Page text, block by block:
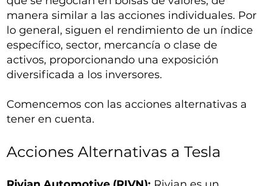
manera similar a las acciones individuales. Por
lo general, siguen el rendimiento de un índice
específico, sector, mercancía o clase de
activos, proporcionando una exposición
diversificada a los inversores.
Comencemos con las acciones alternativas a
tener en cuenta.
Acciones Alternativas a Tesla